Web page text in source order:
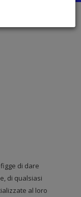
di dare
di qualsiasi
al loro